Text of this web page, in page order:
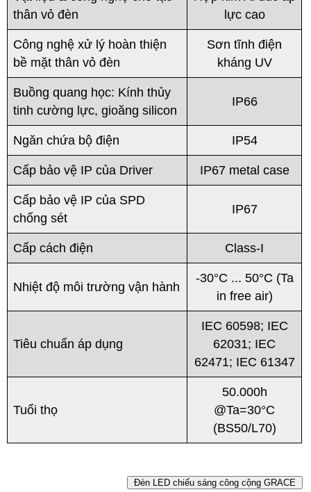
thân vỏ đèn
lực cao
Công nghệ xử lý hoàn thiện
bề mặt thân vỏ đèn
Sơn tĩnh điện
kháng UV
Buồng quang học: Kính thủy
tinh cường lực, gioăng silicon
IP66
Ngăn chứa bộ điện IP54
Cấp bảo vệ IP của Driver IP67 metal case
Cấp bảo vệ IP của SPD
chống sét
IP67
Cấp cách điện Class-I
Nhiệt độ môi trường vận hành
-30°C ... 50°C (Ta
in free air)
Tiêu chuẩn áp dụng
IEC 60598; IEC
62031; IEC
62471; IEC 61347
Tuổi thọ
50.000h
@Ta=30°C
(BS50/L70)
Đèn LED chiếu sáng công cộng GRACE